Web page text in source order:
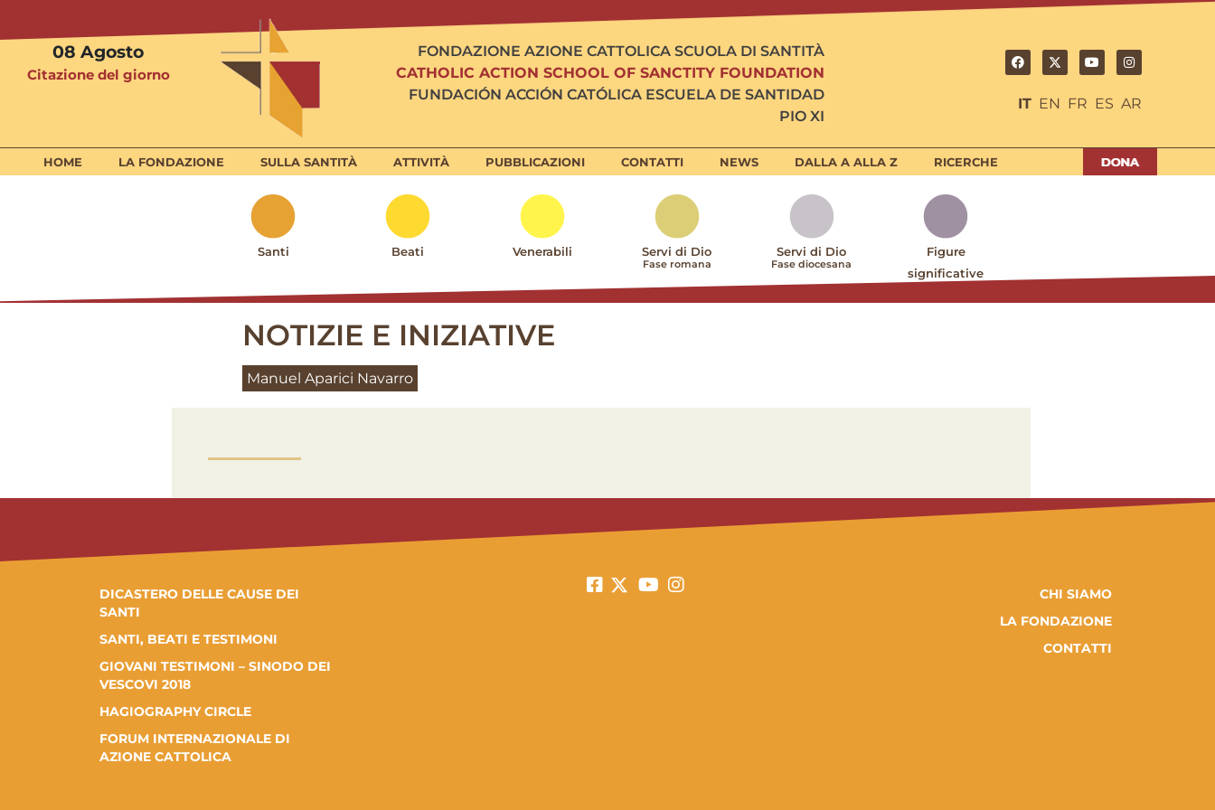
08 Agosto
Citazione del giorno
FONDAZIONE AZIONE CATTOLICA SCUOLA DI SANTITÀ
CATHOLIC ACTION SCHOOL OF SANCTITY FOUNDATION
FUNDACIÓN ACCIÓN CATÓLICA ESCUELA DE SANTIDAD
PIO XI
IT EN FR ES AR
HOME LA FONDAZIONE SULLA SANTITÀ ATTIVITÀ PUBBLICAZIONI CONTATTI NEWS DALLA A ALLA Z RICERCHE
Santi Beati Venerabili Servi di Dio
Fase romana
Servi di Dio
Fase diocesana
Figure
significative
NOTIZIE E INIZIATIVE
Manuel Aparici Navarro
DICASTERO DELLE CAUSE DEI
SANTI
SANTI, BEATI E TESTIMONI
GIOVANI TESTIMONI – SINODO DEI
VESCOVI 2018
HAGIOGRAPHY CIRCLE
FORUM INTERNAZIONALE DI
AZIONE CATTOLICA
CHI SIAMO
LA FONDAZIONE
CONTATTI